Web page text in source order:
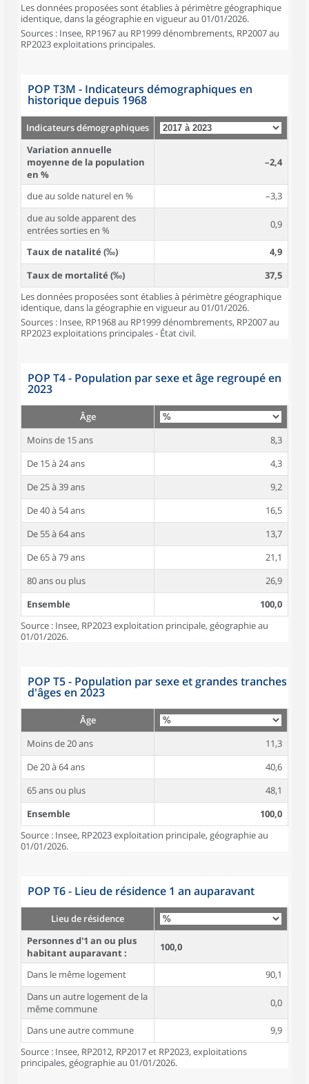
Les données proposées sont établies à périmètre géographique
identique, dans la géographie en vigueur au 01/01/2026.
Sources : Insee, RP1967 au RP1999 dénombrements, RP2007 au
RP2023 exploitations principales.
POP T3M - Indicateurs démographiques en
historique depuis 1968
Indicateurs démographiques
Variation annuelle
moyenne de la population
en %
–2,4
due au solde naturel en %
–3,3
due au solde apparent des
entrées sorties en %
0,9
Taux de natalité (‰)
4,9
Taux de mortalité (‰)
37,5
Les données proposées sont établies à périmètre géographique
identique, dans la géographie en vigueur au 01/01/2026.
Sources : Insee, RP1968 au RP1999 dénombrements, RP2007 au
RP2023 exploitations principales - État civil.
POP T4 - Population par sexe et âge regroupé en
2023
Âge
Moins de 15 ans
8,3
De 15 à 24 ans
4,3
De 25 à 39 ans
9,2
De 40 à 54 ans
16,5
De 55 à 64 ans
13,7
De 65 à 79 ans
21,1
80 ans ou plus
26,9
Ensemble
100,0
Source : Insee, RP2023 exploitation principale, géographie au
01/01/2026.
POP T5 - Population par sexe et grandes tranches
d'âges en 2023
Âge
Moins de 20 ans
11,3
De 20 à 64 ans
40,6
65 ans ou plus
48,1
Ensemble
100,0
Source : Insee, RP2023 exploitation principale, géographie au
01/01/2026.
POP T6 - Lieu de résidence 1 an auparavant
Lieu de résidence
Personnes d'1 an ou plus
habitant auparavant :
100,0
Dans le même logement
90,1
Dans un autre logement de la
même commune
0,0
Dans une autre commune
9,9
Source : Insee, RP2012, RP2017 et RP2023, exploitations
principales, géographie au 01/01/2026.